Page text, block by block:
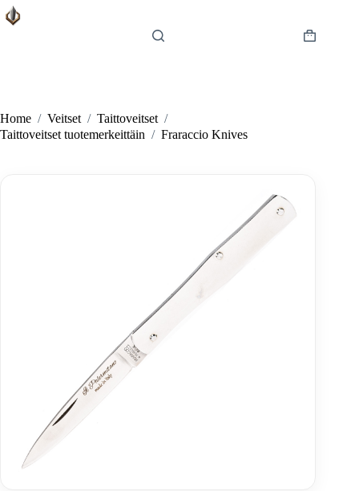
Skip
to
Shopping
Home / Veitset / Taittoveitset /
Taittoveitset tuotemerkeittäin / Fraraccio Knives